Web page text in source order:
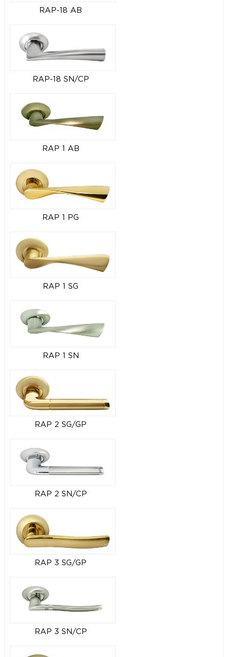
RAP-18 AB
RAP-18 SN/CP
RAP 1 AB
RAP 1 PG
RAP 1 SG
RAP 1 SN
RAP 2 SG/GP
RAP 2 SN/CP
RAP 3 SG/GP
RAP 3 SN/CP